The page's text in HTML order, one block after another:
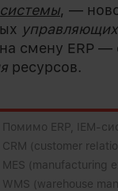
, —
управляющих
смену ERP —
ресурсов.
Помимо ERP, IEM-
CRM (customer
MES (manufacturing
WMS (warehouse